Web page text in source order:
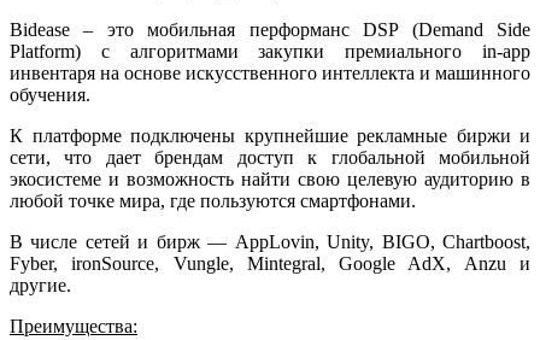
Bidease – это мобильная перформанс DSP (Demand Side
Platform) с алгоритмами закупки премиального in-app
инвентаря на основе искусственного интеллекта и машинного
обучения.
К платформе подключены крупнейшие рекламные биржи и
сети, что дает брендам доступ к глобальной мобильной
экосистеме и возможность найти свою целевую аудиторию в
любой точке мира, где пользуются смартфонами.
В числе сетей и бирж — AppLovin, Unity, BIGO, Chartboost,
Fyber, ironSource, Vungle, Mintegral, Google AdX, Anzu и
другие.
Преимущества: